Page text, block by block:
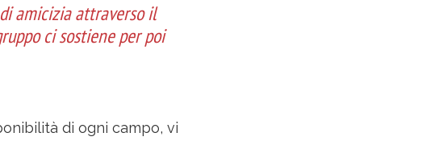
amicizia attraverso il
ci sostiene per poi
di ogni campo, vi